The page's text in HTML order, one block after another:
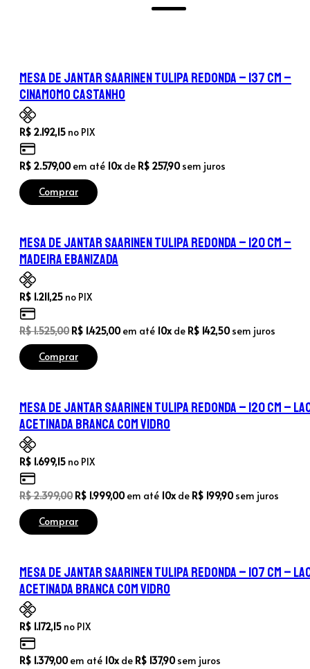
Mesa de Jantar Saarinen Tulipa Redonda – 137 cm –
Cinamomo Castanho
R$ 2.192,15 no PIX
R$ 2.579,00em até 10x de R$ 257,90sem juros
Comprar
Mesa de Jantar Saarinen Tulipa Redonda – 120 cm –
Madeira Ebanizada
R$ 1.211,25 no PIX
R$1.525,00 O
preço
original
R$ 1.425,00O
em até 10x de R$ 142,50sem juros
Comprar
Mesa de Jantar Saarinen Tulipa Redonda – 120 cm –
Acetinada Branca com Vidro
R$ 1.699,15 no PIX
R$2.399,00 O
preço
original
R$ 1.999,00O
em até 10x de R$ 199,90sem juros
Comprar
Mesa de Jantar Saarinen Tulipa Redonda – 107 cm –
Acetinada Branca com Vidro
R$ 1.172,15 no PIX
R$ 1.379,00em até 10x de R$ 137,90sem juros